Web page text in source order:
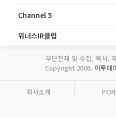
Channel 5
위너스IR클럽
무단전재 및 수집, 복사,
Copyright 2006. 이투데
회사소개 PC